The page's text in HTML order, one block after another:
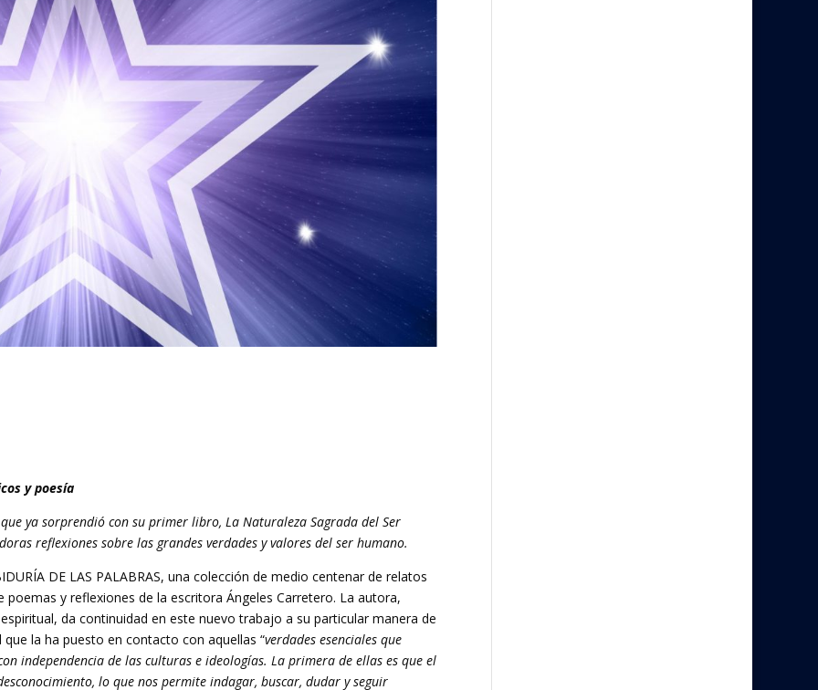
y poesía
ya sorprendió con su primer libro, La Naturaleza Sagrada del Ser
reflexiones sobre las grandes verdades y valores del ser humano.
DE LAS PALABRAS, una colección de medio centenar de relatos
y reflexiones de la escritora Ángeles Carretero. La autora,
da continuidad en este nuevo trabajo a su particular manera de
la ha puesto en contacto con aquellas “verdades esenciales que
independencia de las culturas e ideologías. La primera de ellas es que el
lo que nos permite indagar, buscar, dudar y seguir